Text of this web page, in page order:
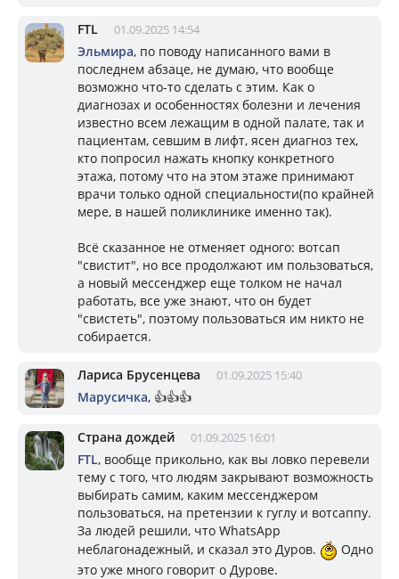
FTL 01.09.2025 14:54
Эльмира, по поводу написанного вами в
последнем абзаце, не думаю, что вообще
возможно что-то сделать с этим. Как о
диагнозах и особенностях болезни и лечения
известно всем лежащим в одной палате, так и
пациентам, севшим в лифт, ясен диагноз тех,
кто попросил нажать кнопку конкретного
этажа, потому что на этом этаже принимают
врачи только одной специальности(по крайней
мере, в нашей поликлинике именно так).
Всё сказанное не отменяет одного: вотсап
"свистит", но все продолжают им пользоваться,
а новый мессенджер еще толком не начал
работать, все уже знают, что он будет
"свистеть", поэтому пользоваться им никто не
собирается.
Лариса Брусенцева 01.09.2025 15:40
Марусичка, 👍👍👍
Страна дождей 01.09.2025 16:01
FTL, вообще прикольно, как вы ловко перевели
тему с того, что людям закрывают возможность
выбирать самим, каким мессенджером
пользоваться, на претензии к гуглу и вотсаппу.
За людей решили, что WhatsApp
неблагонадежный, и сказал это Дуров.
Одно
это уже много говорит о Дурове.